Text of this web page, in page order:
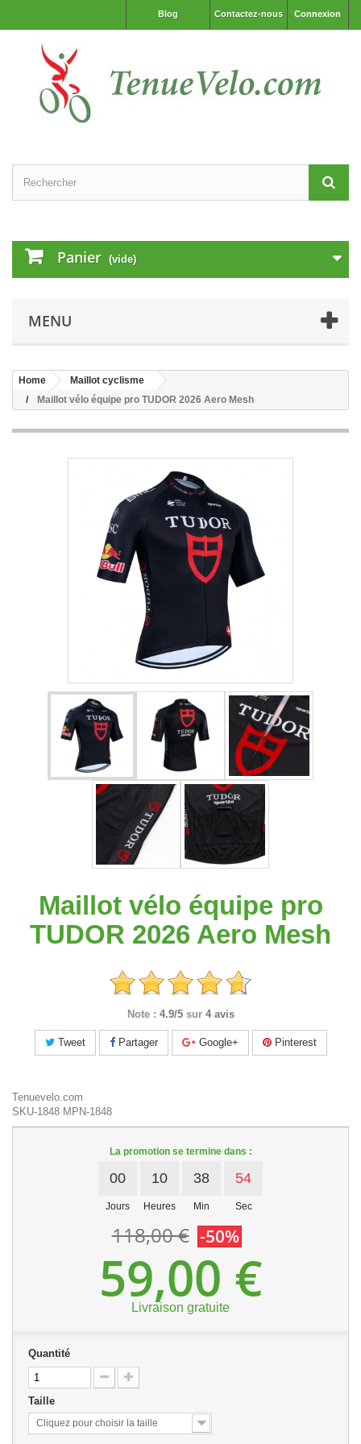
Connexion
Contactez-nous
Blog
Panier (vide)
MENU
Home
Maillot cyclisme
Maillot vélo équipe pro TUDOR 2026 Aero Mesh
Maillot vélo équipe pro
TUDOR 2026 Aero Mesh
Note : 4.9/5 sur 4 avis
Tweet Partager Google+ Pinterest
Tenuevelo.com
SKU-1848 MPN-1848
La promotion se termine dans :
00
Jours
10
Heures
38
Min
54
Sec
118,00 € -50%
59,00 €
Livraison gratuite
Quantité
Taille
Cliquez pour choisir la taille